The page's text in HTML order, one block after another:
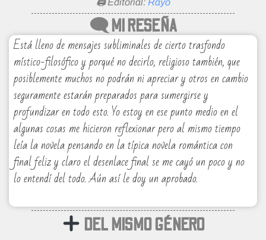
🗨 MI RESEÑA
Está lleno de mensajes subliminales de cierto trasfondo
místico-filosófico y porqué no decirlo, religioso también, que
posiblemente muchos no podrán ni apreciar y otros en cambio
seguramente estarán preparados para sumergirse y
profundizar en todo esto. Yo estoy en ese punto medio en el
algunas cosas me hicieron reflexionar pero al mismo tiempo
leía la novela pensando en la típica novela romántica con
final feliz y claro el desenlace final se me cayó un poco y no
lo entendí del todo. Aún así le doy un aprobado.
DEL MISMO GÉNERO